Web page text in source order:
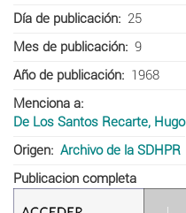
Día de publicación
25
Mes de publicación
9
Año de publicación
1968
Menciona a
De Los Santos Recarte, Hugo
Origen
Archivo de la SDHPR
Publicacion completa